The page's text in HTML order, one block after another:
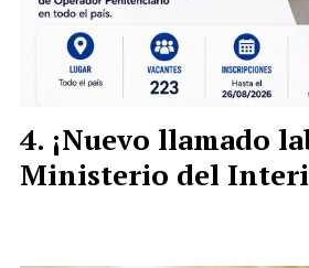
¡Nuevo llamado
Ministerio del